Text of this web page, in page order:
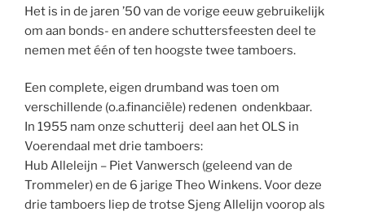
Het is in de jaren ’50 van de vorige eeuw gebruikelijk
om aan bonds- en andere schuttersfeesten deel te
nemen met één of ten hoogste twee tamboers.
Een complete, eigen drumband was toen om
verschillende (o.a.financiële) redenen ondenkbaar.
In 1955 nam onze schutterij deel aan het OLS in
Voerendaal met drie tamboers:
Hub Alleleijn – Piet Vanwersch (geleend van de
Trommeler) en de 6 jarige Theo Winkens. Voor deze
drie tamboers liep de trotse Sjeng Allelijn voorop als